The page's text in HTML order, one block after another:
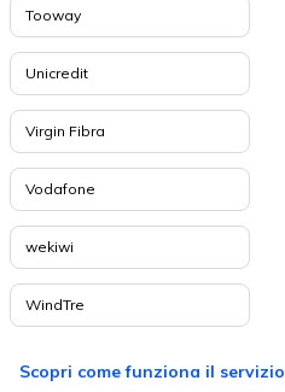
Tooway
Unicredit
Virgin Fibra
Vodafone
wekiwi
WindTre
Scopri come funziona il servizio